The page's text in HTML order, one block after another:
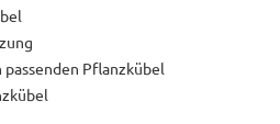
Pflanzkübel